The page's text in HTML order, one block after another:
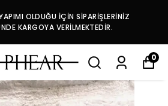
OLDUĞU İÇİN SİPARİŞLERİNİZ
KARGOYA VERİLMEKTEDİR.
0